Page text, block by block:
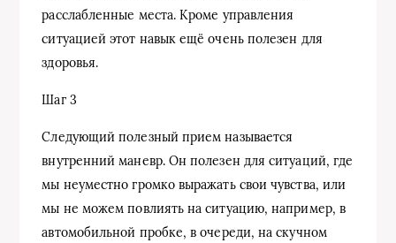
расслабленные места. Кроме управления
ситуацией этот навык ещё очень полезен для
здоровья.
Шаг 3
Следующий полезный прием называется
внутренний маневр. Он полезен для ситуаций, где
мы неуместно громко выражать свои чувства, или
мы не можем повлиять на ситуацию, например, в
автомобильной пробке, в очереди, на скучном